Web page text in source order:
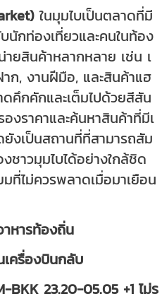
ในมุมไบเป็นตลาดที่มี
นักท่องเที่ยวและคนในท้อง
ยสินค้าหลากหลาย เช่น เ
ก, งานฝีมือ, และสินค้าแฮ
คึกคักและเต็มไปด้วยสีสัน
งราคาและค้นหาสินค้าที่มีเ
เป็นสถานที่ที่สามารถสัม
าวมุมไบได้อย่างใกล้ชิด
ไม่ควรพลาดเมื่อมาเยือน
าหารท้องถิ่น
เครื่องบินกลับ
BKK 23.20-05.05 +1 ไม่ร